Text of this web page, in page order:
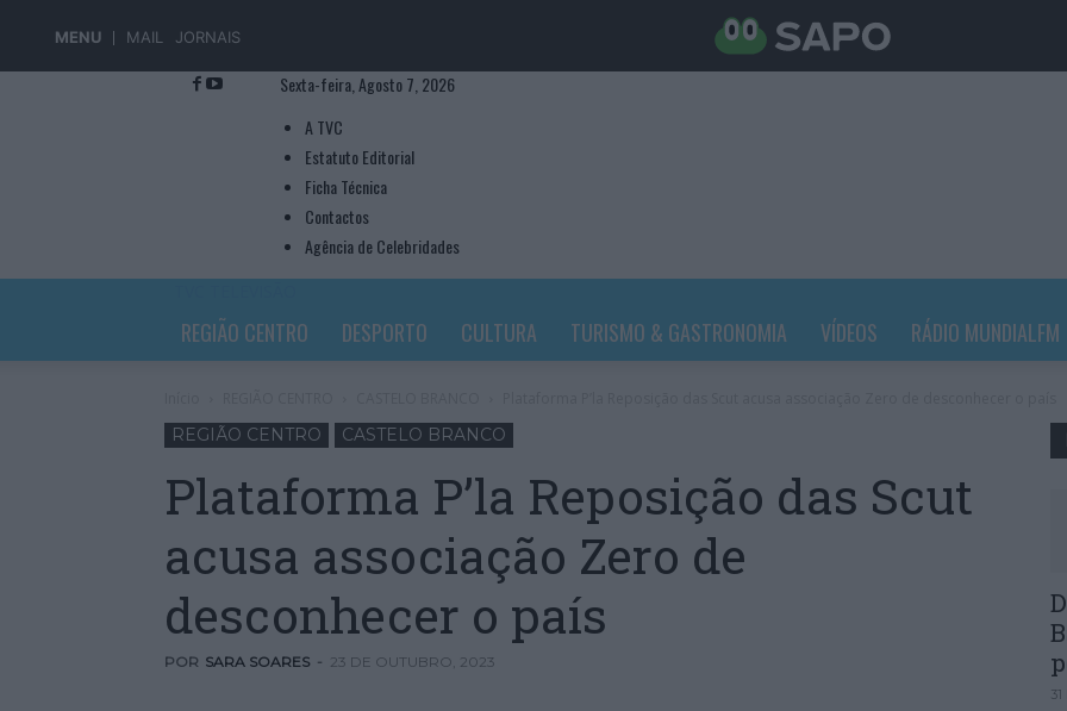
MENU MAIL JORNAIS
Sexta-feira, Agosto 7, 2026
A TVC
Estatuto Editorial
Ficha Técnica
Contactos
Agência de Celebridades
REGIÃO CENTRO DESPORTO CULTURA TURISMO & GASTRONOMIA VÍDEOS RÁDIO MUNDIALFM
REGIÃO CENTRO CASTELO BRANCO
Plataforma P’la Reposição das Scut
acusa associação Zero de
desconhecer o país
POR SARA SOARES - 23 DE OUTUBRO, 2023